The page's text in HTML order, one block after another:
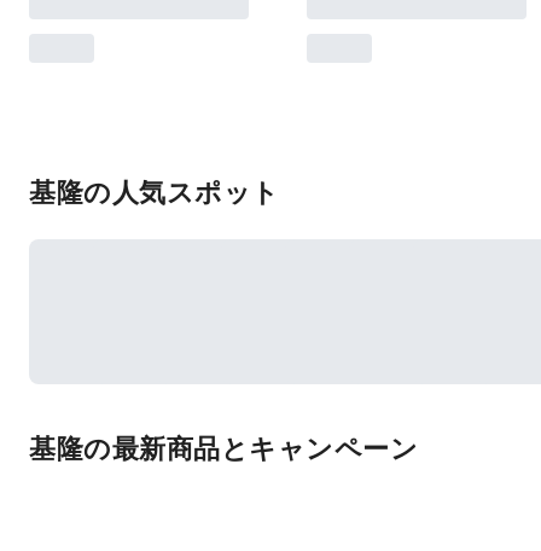
基隆の人気スポット
基隆の最新商品とキャンペーン